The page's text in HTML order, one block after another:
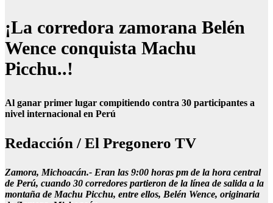
¡La corredora zamorana Belén
Wence conquista Machu
Picchu..!
Al ganar primer lugar compitiendo contra 30 participantes a
nivel internacional en Perú
Redacción / El Pregonero TV
Zamora, Michoacán.- Eran las 9:00 horas pm de la hora central
de Perú, cuando 30 corredores partieron de la línea de salida a la
montaña de Machu Picchu, entre ellos, Belén Wence, originaria